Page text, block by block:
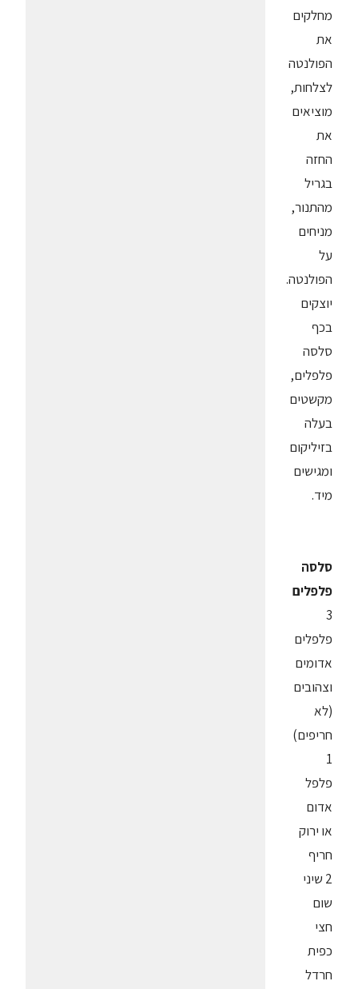
מחלקים
את
הפולנטה
לצלחות,
מוציאים
את
החזה
בגריל
מהתנור,
מניחים
על
הפולנטה.
יוצקים
בכף
סלסה
פלפלים,
מקשטים
בעלה
בזיליקום
ומגישים
מיד.
סלסה
פלפלים
3
פלפלים
אדומים
וצהובים
(לא
חריפים)
1
פלפל
אדום
או ירוק
חריף
2 שיני
שום
חצי
כפית
חרדל